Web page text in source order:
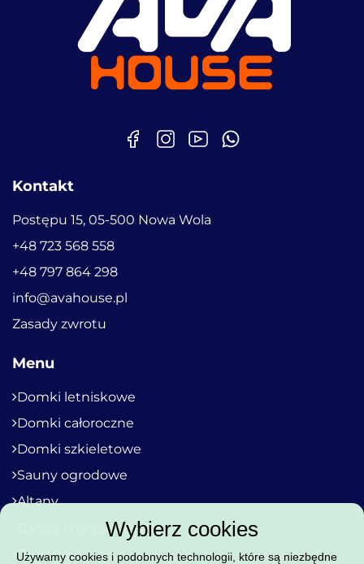
Kontakt
Postępu 15, 05-500 Nowa Wola
+48 723 568 558
+48 797 864 298
info@avahouse.pl
Zasady zwrotu
Menu
Domki letniskowe
Domki całoroczne
Domki szkieletowe
Sauny ogrodowe
Altany
Garaże i narzędziówki
Dodatkowe akcesoria
Wybierz cookies
Używamy cookies i podobnych technologii, które są niezbędne